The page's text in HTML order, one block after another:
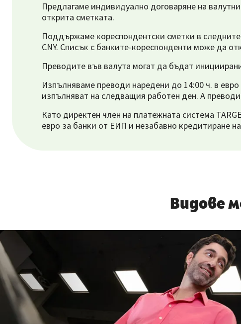
Предлагаме индивидуално договаряне на
открита сметката.
Поддържаме кореспондентски сметки в следните
CNY. Списък с банките-кореспонденти може да
Преводите във валута могат да бъдат
Изпълняваме преводи наредени до 14:00 ч. в
изпълняват на следващия работен ден. А
Като директен член на платежната система
евро за банки от ЕИП и незабавно кредитиране
Видове